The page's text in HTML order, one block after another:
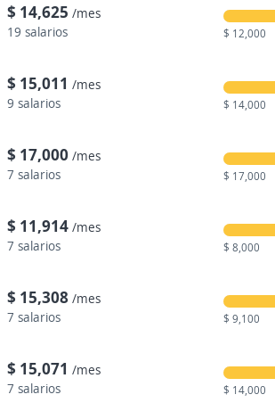
$ 14,625 /mes
19 salarios
$ 12,000
$ 15,011 /mes
9 salarios
$ 14,000
$ 17,000 /mes
7 salarios
$ 17,000
$ 11,914 /mes
7 salarios
$ 8,000
$ 15,308 /mes
7 salarios
$ 9,100
$ 15,071 /mes
7 salarios
$ 14,000